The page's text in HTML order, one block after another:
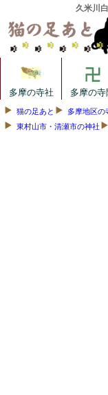
久米川
多摩の寺社 多摩の寺
猫の足あと 多摩地区の
東村山市・清瀬市の神社